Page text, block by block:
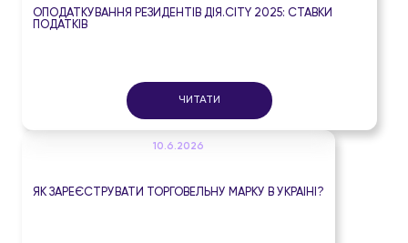
ОПОДАТКУВАННЯ РЕЗИДЕНТІВ ДІЯ.CITY 2025: СТАВКИ
ПОДАТКІВ
ЧИТАТИ
10.6.2026
ЯК ЗАРЕЄСТРУВАТИ ТОРГОВЕЛЬНУ МАРКУ В УКРАЇНІ?